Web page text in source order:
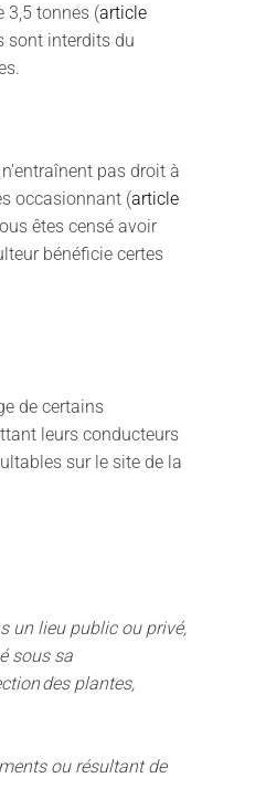
3,5 tonnes (article
sont interdits du
pas droit à
occasionnant (article
êtes censé avoir
bénéficie certes
de certains
leurs conducteurs
sur le site de la
un lieu public ou privé,
sous sa
des plantes,
ou résultant de